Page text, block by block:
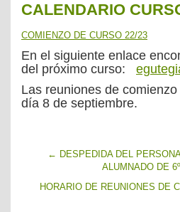
CALENDARIO
COMIENZO DE CURSO 22/23
En el siguiente enlace
del próximo curso:
Las reuniones de
día 8 de septiembre.
← DESPEDIDA DEL
ALUMNADO DE
HORARIO DE REUNIONES DE